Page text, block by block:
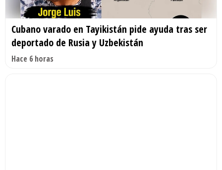
Cubano varado en Tayikistán pide ayuda tras ser
deportado de Rusia y Uzbekistán
Hace 6 horas